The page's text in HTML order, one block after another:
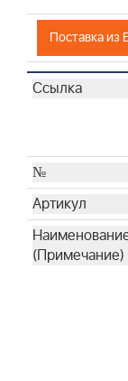
Поставка из